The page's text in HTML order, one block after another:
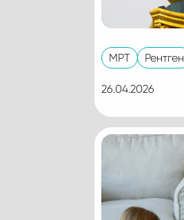
МРТ Рентген
26.04.2026